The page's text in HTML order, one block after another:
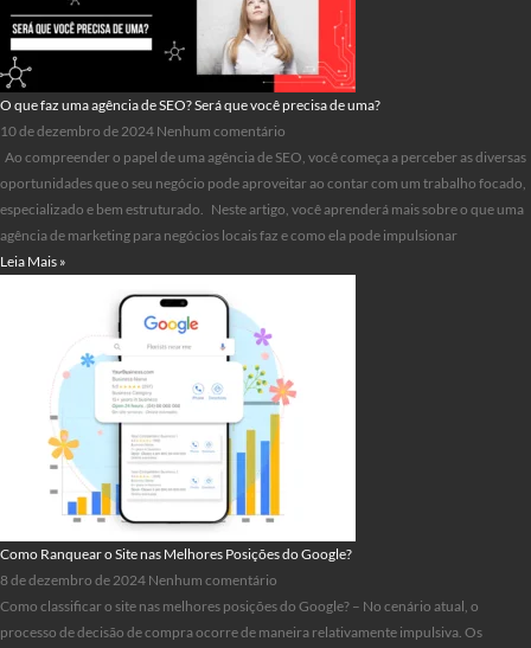
O que faz uma agência de SEO? Será que você precisa de uma?
10 de dezembro de 2024 Nenhum comentário
Ao compreender o papel de uma agência de SEO, você começa a perceber as diversas
oportunidades que o seu negócio pode aproveitar ao contar com um trabalho focado,
especializado e bem estruturado. Neste artigo, você aprenderá mais sobre o que uma
agência de marketing para negócios locais faz e como ela pode impulsionar
Leia Mais »
Como Ranquear o Site nas Melhores Posições do Google?
8 de dezembro de 2024 Nenhum comentário
Como classificar o site nas melhores posições do Google? – No cenário atual, o
processo de decisão de compra ocorre de maneira relativamente impulsiva. Os